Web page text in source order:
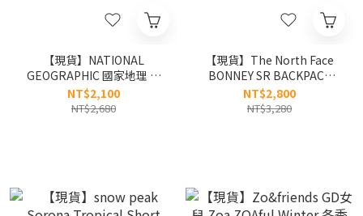
【現貨】NATIONAL
GEOGRAPHIC 國家地理 雙
口袋 涼感 防曬 短褲
N262UHP140
NT$2,100
NT$2,680
【現貨】The North Face
BONNEY SR BACKPACK
MINI 北臉 BONNEY 迷你 束
口袋 後背包 NM2DS11
NT$2,800
NT$3,280